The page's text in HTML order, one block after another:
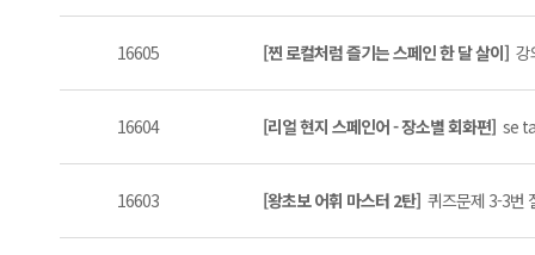
16605 [찐 로컬처럼 즐기는 스페인 한 달 살이] 강
16604 [리얼 현지 스페인어 - 장소별 회화편] se
16603 [왕초보 어휘 마스터 2탄] 퀴즈문제 3-3번